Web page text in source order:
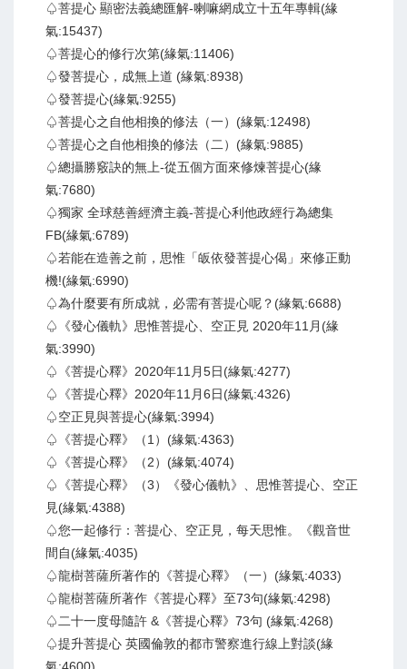
♤菩提心 顯密法義總匯解-喇嘛網成立十五年專輯(緣
氣:15437)
♤菩提心的修行次第(緣氣:11406)
♤發菩提心，成無上道 (緣氣:8938)
♤發菩提心(緣氣:9255)
♤菩提心之自他相換的修法（一）(緣氣:12498)
♤菩提心之自他相換的修法（二）(緣氣:9885)
♤總攝勝竅訣的無上-從五個方面來修煉菩提心(緣
氣:7680)
♤獨家 全球慈善經濟主義-菩提心利他政經行為總集
FB(緣氣:6789)
♤若能在造善之前，思惟「皈依發菩提心偈」來修正動
機!(緣氣:6990)
♤為什麼要有所成就，必需有菩提心呢？(緣氣:6688)
♤《發心儀軌》思惟菩提心、空正見 2020年11月(緣
氣:3990)
♤《菩提心釋》2020年11月5日(緣氣:4277)
♤《菩提心釋》2020年11月6日(緣氣:4326)
♤空正見與菩提心(緣氣:3994)
♤《菩提心釋》（1）(緣氣:4363)
♤《菩提心釋》（2）(緣氣:4074)
♤《菩提心釋》（3）《發心儀軌》、思惟菩提心、空正
見(緣氣:4388)
♤您一起修行：菩提心、空正見，每天思惟。《觀音世
間自(緣氣:4035)
♤龍樹菩薩所著作的《菩提心釋》（一）(緣氣:4033)
♤龍樹菩薩所著作《菩提心釋》至73句(緣氣:4298)
♤二十一度母隨許 &《菩提心釋》73句 (緣氣:4268)
♤提升菩提心 英國倫敦的都市警察進行線上對談(緣